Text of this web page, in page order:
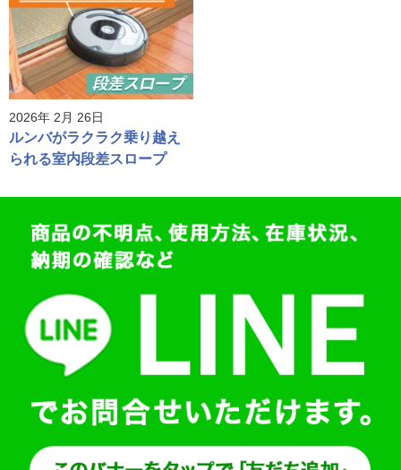
2026年 2月 26日
ルンバがラクラク乗り越え
られる室内段差スロープ